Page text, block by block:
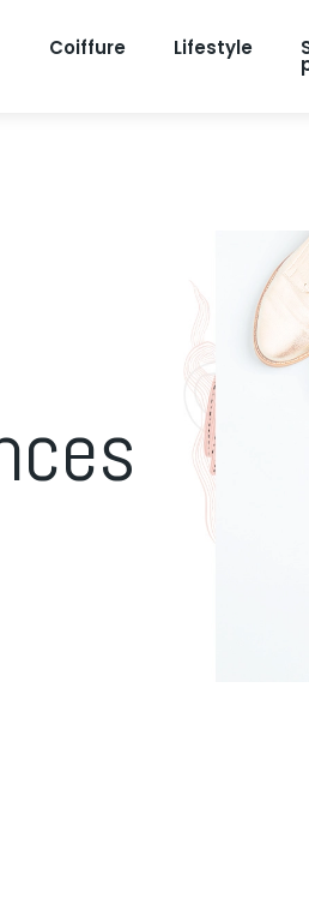
Coiffure Lifestyle